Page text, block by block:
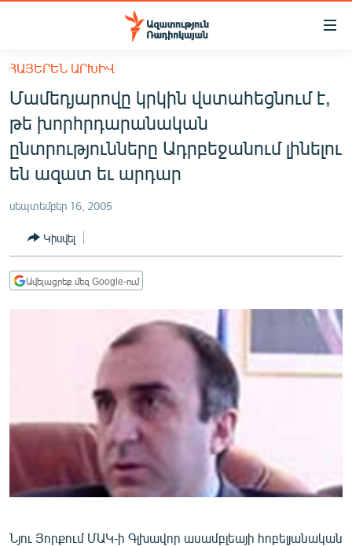
Մատչելիության
հիմնական
բովանդակությանը
Անցնել
հիմնական
մենյուին
Որոնում
ՀԱՅԱՍՏԱՆ
ՔԱՂԱՔԱԿԱՆ
ԸՆՏՐՈՒԹՅՈՒՆՆԵՐ 2026
ՏՆՏԵՍՈՒԹՅՈՒՆ
ՂԱՐԱԲԱՂ
ՊԱՏԵՐԱԶՄԻ 6 ՇԱԲԱԹՆԵՐԸ
ՄԻՋԱԶԳԱՅԻՆ
ՍՊՈՐՏ
ՄԵԿՆԱԲԱՆՈՒԹՅՈՒՆ
ՏՏ ԵՒ ԻՆՏԵՐՆԵՏ
ԱՐԽԻՎ
ՀԱՅԵՐԵՆ ԱՐԽԻՎ
Մամեդյարովը կրկին վստահեցնում է,
թե խորհրդարանական
ընտրությունները Ադրբեջանում լինելու
են ազատ եւ արդար
սեպտեմբեր 16, 2005
Կիսվել
Ավելացրեք մեզ Google-ում
Նյու Յորքում ՄԱԿ-ի Գլխավոր ասամբլեայի հոբելյանական